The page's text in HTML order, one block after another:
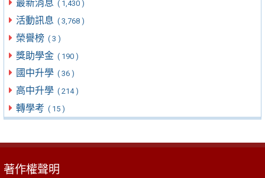
最新消息 ( 1,430 )
活動訊息 ( 3,768 )
榮譽榜 ( 3 )
獎助學金 ( 190 )
國中升學 ( 36 )
高中升學 ( 214 )
轉學考 ( 15 )
著作權聲明